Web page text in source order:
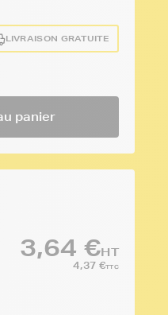
LIVRAISON GRATUITE
panier
3,64 €HT
4,37 €TTC